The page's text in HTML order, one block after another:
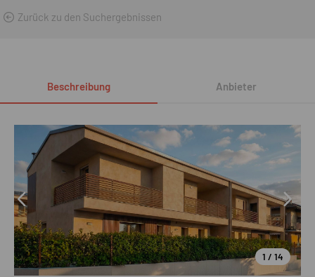
Zurück zu den Suchergebnissen
Beschreibung Anbieter
1 / 14